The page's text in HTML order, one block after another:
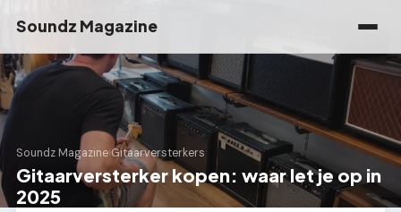
Soundz Magazine
Soundz Magazine›Gitaarversterkers
Gitaarversterker kopen: waar let je op in
2025